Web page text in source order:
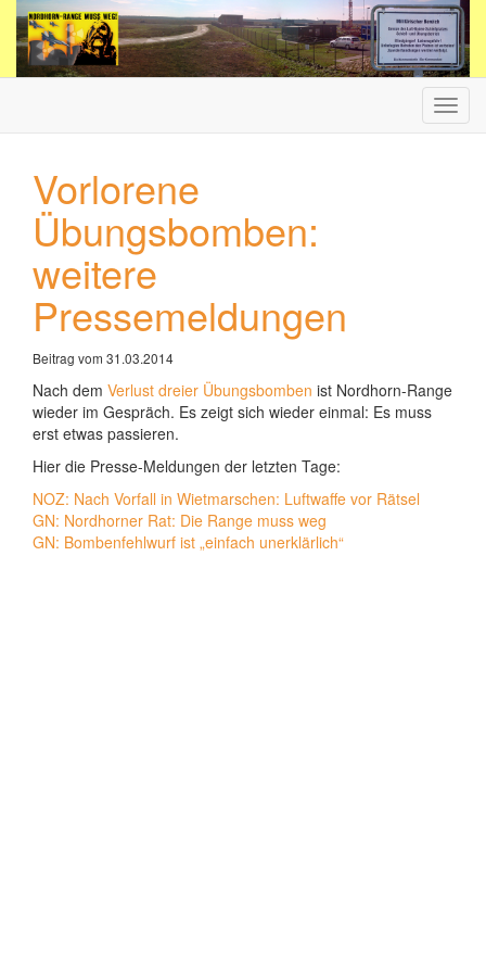
ein-/
Vorlorene
Übungsbomben:
weitere
Pressemeldungen
Beitrag vom 31.03.2014
Nach dem Verlust dreier Übungsbomben ist Nordhorn-Range
wieder im Gespräch. Es zeigt sich wieder einmal: Es muss
erst etwas passieren.
Hier die Presse-Meldungen der letzten Tage:
NOZ: Nach Vorfall in Wietmarschen: Luftwaffe vor Rätsel
GN: Nordhorner Rat: Die Range muss weg
GN: Bombenfehlwurf ist „einfach unerklärlich“